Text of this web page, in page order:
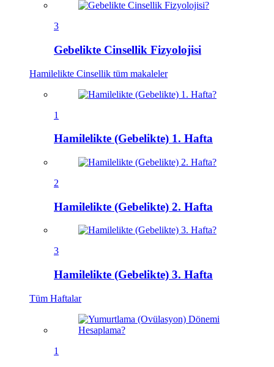
3
Gebelikte Cinsellik Fizyolojisi
Hamilelikte Cinsellik tüm makaleler
1
Hamilelikte (Gebelikte) 1. Hafta
2
Hamilelikte (Gebelikte) 2. Hafta
3
Hamilelikte (Gebelikte) 3. Hafta
Tüm Haftalar
1